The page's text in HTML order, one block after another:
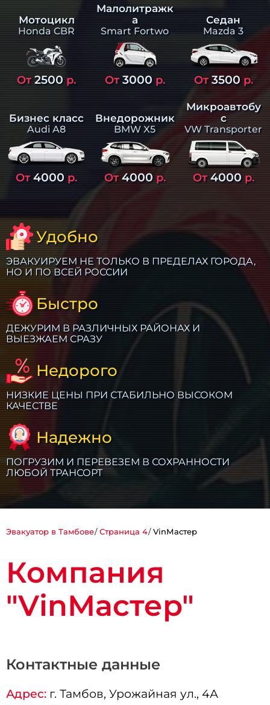
Мотоцикл
Honda CBR
От2500р.
Малолитражк
а
Smart Fortwo
От3000р.
Седан
Mazda 3
От3500р.
Бизнес класс
Audi A8
От4000 р.
Внедорожник
BMW X5
От4000р.
Микроавтобу
с
VW Transporter
От4000р.
Удобно
ЭВАКУИРУЕМ НЕ ТОЛЬКО В ПРЕДЕЛАХ ГОРОДА,
НО И ПО ВСЕЙ РОССИИ
Быстро
ДЕЖУРИМ В РАЗЛИЧНЫХ РАЙОНАХ И
ВЫЕЗЖАЕМ СРАЗУ
Недорого
НИЗКИЕ ЦЕНЫ ПРИ СТАБИЛЬНО ВЫСОКОМ
КАЧЕСТВЕ
Надежно
ПОГРУЗИМ И ПЕРЕВЕЗЕМ В СОХРАННОСТИ
ЛЮБОЙ ТРАНСОРТ
Эвакуатор в Тамбове Страница 4 VinМастер
Компания
"VinМастер"
Контактные данные
Адрес: г.Тамбов, Урожайная ул., 4А